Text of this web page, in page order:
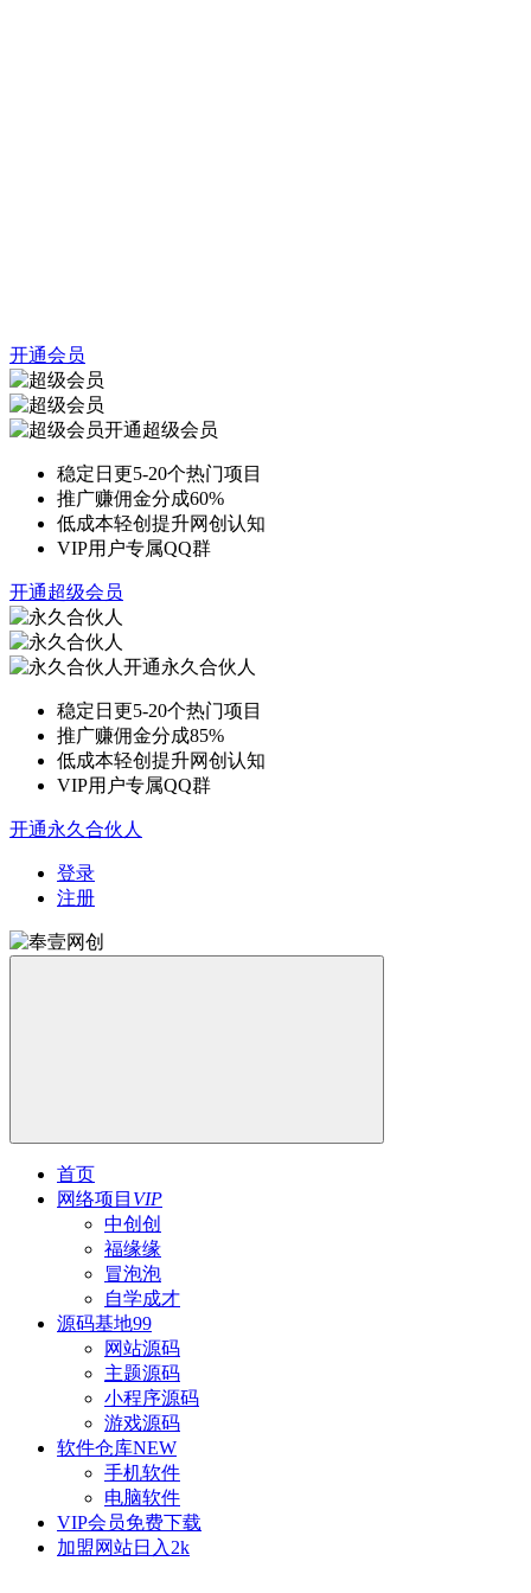
开通会员
开通超级会员
稳定日更5-20个热门项目
推广赚佣金分成60%
低成本轻创提升网创认知
VIP用户专属QQ群
开通超级会员
开通永久合伙人
稳定日更5-20个热门项目
推广赚佣金分成85%
低成本轻创提升网创认知
VIP用户专属QQ群
开通永久合伙人
登录
注册
首页
网络项目 VIP
中创创
福缘缘
冒泡泡
自学成才
源码基地99
网站源码
主题源码
小程序源码
游戏源码
软件仓库NEW
手机软件
电脑软件
VIP会员免费下载
加盟网站日入2k